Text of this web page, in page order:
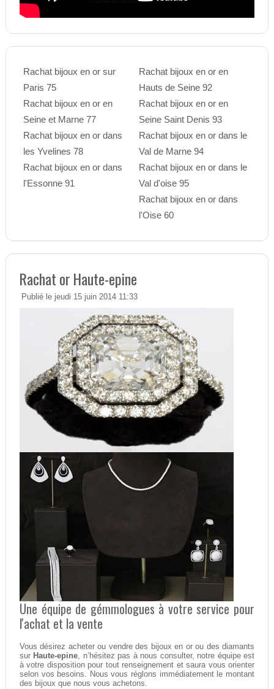
Rachat bijoux en or sur
Paris 75
Rachat bijoux en or en
Seine et Marne 77
Rachat bijoux en or dans
les Yvelines 78
Rachat bijoux en or dans
l'Essonne 91
Rachat bijoux en or en
Hauts de Seine 92
Rachat bijoux en or en
Seine Saint Denis 93
Rachat bijoux en or dans le
Val de Marne 94
Rachat bijoux en or dans le
Val d'oise 95
Rachat bijoux en or dans
l'Oise 60
Rachat or Haute-epine
Publié le jeudi 15 juin 2014 11:33
Une équipe de gémmologues à votre service pour
l'achat et la vente
Vous désirez acheter ou vendre des bijoux en or ou des diamants
sur Haute-epine, n’hésitez pas à nous consulter, notre équipe est
à votre disposition pour tout renseignement et saura vous orienter
selon vos besoins. Nous vous réglons immédiatement le montant
des bijoux que nous vous achetons.